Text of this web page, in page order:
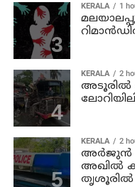
KERALA 1
KERALA 2
അടൂരില്‍
KERALA 2
അര്‍ജുന്‍
അഖില്‍
തൃശൂരില്‍